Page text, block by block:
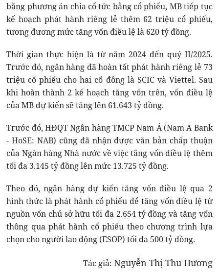
bằng phương án chia cổ tức bằng cổ phiếu, MB tiếp tục
kế hoạch phát hành riêng lẻ thêm 62 triệu cổ phiếu,
tương đương mức tăng vốn điều lệ là 620 tỷ đồng.
Thời gian thực hiện là từ năm 2024 đến quý II/2025.
Trước đó, ngân hàng đã hoàn tất phát hành riêng lẻ 73
triệu cổ phiếu cho hai cổ đông là SCIC và Viettel. Sau
khi hoàn thành 2 kế hoạch tăng vốn trên, vốn điều lệ
của MB dự kiến sẽ tăng lên 61.643 tỷ đồng.
Trước đó, HĐQT Ngân hàng TMCP Nam Á (Nam A Bank
- HoSE: NAB) cũng đã nhận được văn bản chấp thuận
của Ngân hàng Nhà nước về việc tăng vốn điều lệ thêm
tối đa 3.145 tỷ đồng lên mức 13.725 tỷ đồng.
Theo đó, ngân hàng dự kiến tăng vốn điều lệ qua 2
hình thức là phát hành cổ phiếu để tăng vốn điều lệ từ
nguồn vốn chủ sở hữu tối đa 2.654 tỷ đồng và tăng vốn
thông qua phát hành cổ phiếu theo chương trình lựa
chọn cho người lao động (ESOP) tối đa 500 tỷ đồng.
Tác giả: Nguyễn Thị Thu Hương